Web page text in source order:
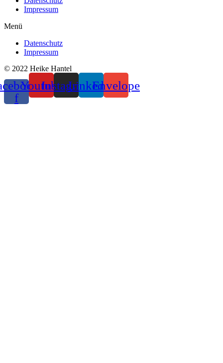
Impressum
Menü
Datenschutz
Impressum
© 2022 Heike Hantel
f
YoutubeInstagramLinkedinEnvelope